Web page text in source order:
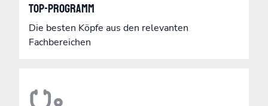
Top-Programm
Die besten Köpfe aus den relevanten
Fachbereichen